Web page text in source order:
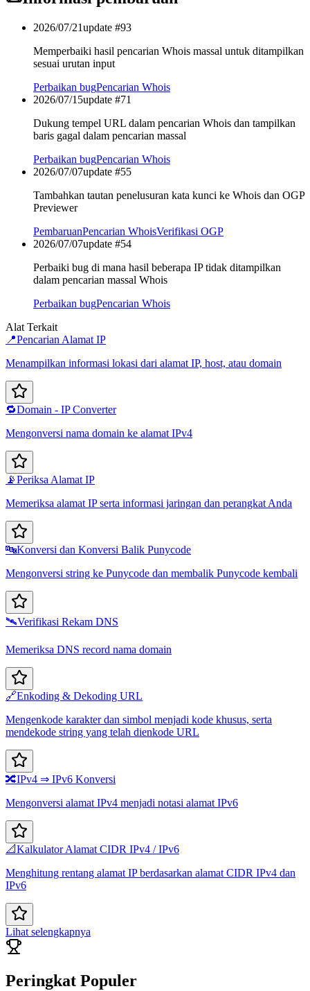
2026/07/21update #93
Memperbaiki hasil pencarian Whois massal untuk ditampilkan
sesuai urutan input
Perbaikan bugPencarian Whois
2026/07/15update #71
Dukung tempel URL dalam pencarian Whois dan tampilkan
baris gagal dalam pencarian massal
Perbaikan bugPencarian Whois
2026/07/07update #55
Tambahkan tautan penelusuran kata kunci ke Whois dan OGP
Previewer
PembaruanPencarian WhoisVerifikasi OGP
2026/07/07update #54
Perbaiki bug di mana hasil beberapa IP tidak ditampilkan
dalam pencarian massal Whois
Perbaikan bugPencarian Whois
Alat Terkait
📍Pencarian Alamat IP
Menampilkan informasi lokasi dari alamat IP, host, atau domain
🔁Domain - IP Converter
Mengonversi nama domain ke alamat IPv4
📡Periksa Alamat IP
Memeriksa alamat IP serta informasi jaringan dan perangkat Anda
🔤Konversi dan Konversi Balik Punycode
Mengonversi string ke Punycode dan membalik Punycode kembali
🛰️Verifikasi Rekam DNS
Memeriksa DNS record nama domain
🔗Enkoding & Dekoding URL
Mengenkode karakter dan simbol menjadi kode khusus, serta
mendekode string yang telah dienkode URL
🔀IPv4 ⇒ IPv6 Konversi
Mengonversi alamat IPv4 menjadi notasi alamat IPv6
📐Kalkulator Alamat CIDR IPv4 / IPv6
Menghitung rentang alamat IP berdasarkan alamat CIDR IPv4 dan
IPv6
Lihat selengkapnya
Peringkat Populer